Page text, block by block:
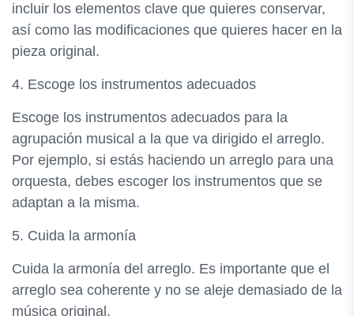
incluir los elementos clave que quieres conservar,
así como las modificaciones que quieres hacer en la
pieza original.
4. Escoge los instrumentos adecuados
Escoge los instrumentos adecuados para la
agrupación musical a la que va dirigido el arreglo.
Por ejemplo, si estás haciendo un arreglo para una
orquesta, debes escoger los instrumentos que se
adaptan a la misma.
5. Cuida la armonía
Cuida la armonía del arreglo. Es importante que el
arreglo sea coherente y no se aleje demasiado de la
música original.